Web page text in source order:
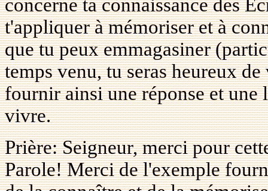
concerne ta connaissance des
t'appliquer à mémoriser et à
que tu peux emmagasiner
temps venu, tu seras heureux
fournir ainsi une réponse et une
vivre.
Prière: Seigneur, merci pour
Parole! Merci de l'exemple